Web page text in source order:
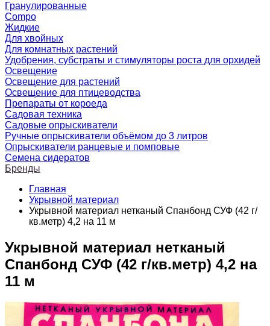
Гранулированные
Compo
Жидкие
Для хвойных
Для комнатных растений
Удобрения, субстраты и стимуляторы роста для орхидей
Освещение
Освещение для растений
Освещение для птицеводства
Препараты от короеда
Садовая техника
Садовые опрыскиватели
Ручные опрыскиватели объёмом до 3 литров
Опрыскиватели ранцевые и помповые
Семена сидератов
Бренды
Главная
Укрывной материал
Укрывной материал нетканый Спанбонд СУФ (42 г/
кв.метр) 4,2 на 11 м
Укрывной материал нетканый
Спанбонд СУФ (42 г/кв.метр) 4,2 на
11 м